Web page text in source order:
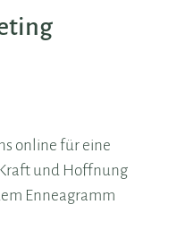
online für eine
und Hoffnung
Enneagramm